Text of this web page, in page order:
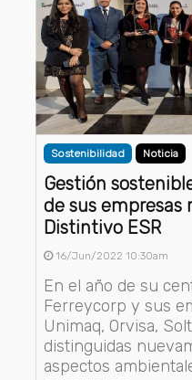
Sostenibilidad Noticia
Gestión
de sus
Distintivo ESR
16/Jun/2022 10:30am
En el año de su
Ferreycorp y sus
Unimaq, Orvisa,
distinguidas
aspectos